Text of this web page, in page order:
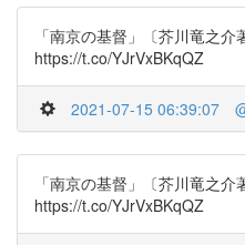
「南京の基督」〔芥川竜之
https://t.co/YJrVxBKqQZ
2021-07-15 06:39:07
「南京の基督」〔芥川竜之
https://t.co/YJrVxBKqQZ